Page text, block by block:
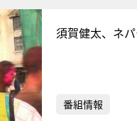
須賀健太、ネ
番組情報